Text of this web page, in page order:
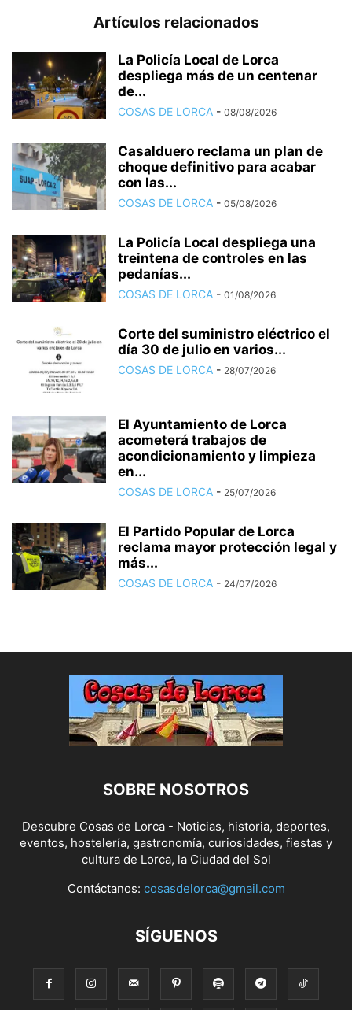
Artículos relacionados
La Policía Local de Lorca
despliega más de un centenar
de...
COSAS DE LORCA - 08/08/2026
Casalduero reclama un plan de
choque definitivo para acabar
con las...
COSAS DE LORCA - 05/08/2026
La Policía Local despliega una
treintena de controles en las
pedanías...
COSAS DE LORCA - 01/08/2026
Corte del suministro eléctrico el
día 30 de julio en varios...
COSAS DE LORCA - 28/07/2026
El Ayuntamiento de Lorca
acometerá trabajos de
acondicionamiento y limpieza
en...
COSAS DE LORCA - 25/07/2026
El Partido Popular de Lorca
reclama mayor protección legal y
más...
COSAS DE LORCA - 24/07/2026
SOBRE NOSOTROS
Descubre Cosas de Lorca - Noticias, historia, deportes,
eventos, hostelería, gastronomía, curiosidades, fiestas y
cultura de Lorca, la Ciudad del Sol
Contáctanos: cosasdelorca@gmail.com
SÍGUENOS